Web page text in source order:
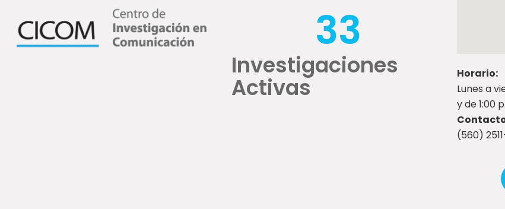
Investigaciones
Activas
33
Horario:
Lunes a
y de 1:00
(560)